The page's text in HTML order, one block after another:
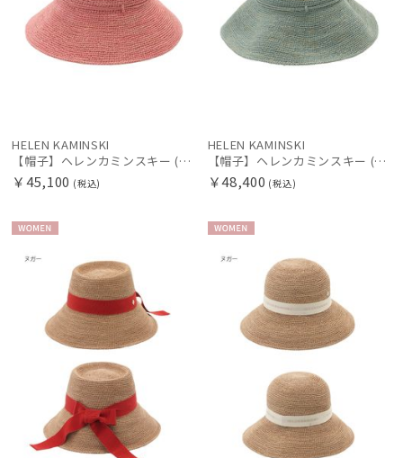
HELEN KAMINSKI
【帽子】ヘレンカミンスキー (HELEN KAMINSKI) ラフィアハット プロヴァンス Provence 10 【公式ムーンバット】
￥45,100 (税込)
HELEN KAMINSKI
【帽子】ヘレンカミンスキー (HELEN KAMINSKI) ラフィアハット プロヴァンス Provence 12 【公式ムーンバット】
￥48,400 (税込)